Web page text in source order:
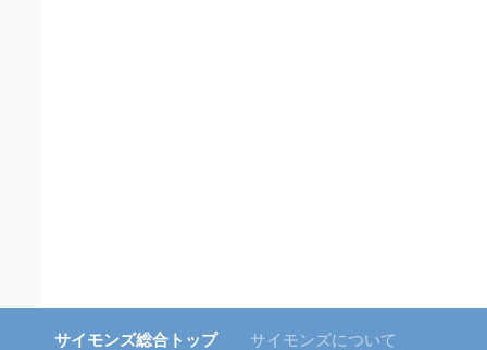
サイモンズ総合トップ サイモンズについて